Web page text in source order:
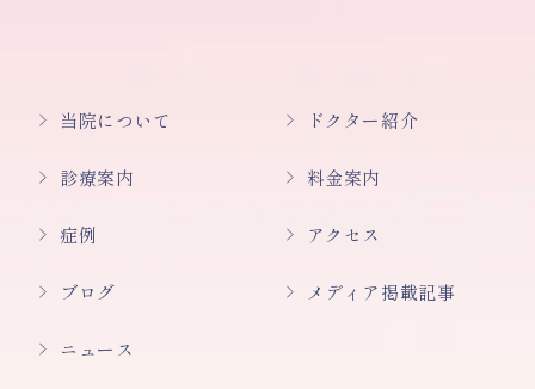
当院について ドクター紹介
診療案内 料金案内
症例 アクセス
ブログ メディア掲載記事
ニュース